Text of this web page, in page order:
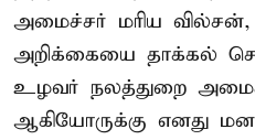
அமைச்சர் மரிய
அறிக்கையை தாக்கல்
உழவர் நலத்துறை
ஆகியோருக்கு எனது